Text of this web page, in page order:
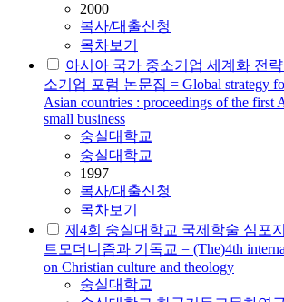
2000
복사/대출신청
목차보기
아시아 국가 중소기업 세계화 전
소기업 포럼 논문집 = Global strategy
Asian countries : proceedings of the first
small business
숭실대학교
숭실대학교
1997
복사/대출신청
목차보기
제4회 숭실대학교 국제학술 심포
트모더니즘과 기독교 = (The)4th
on Christian culture and theology
숭실대학교